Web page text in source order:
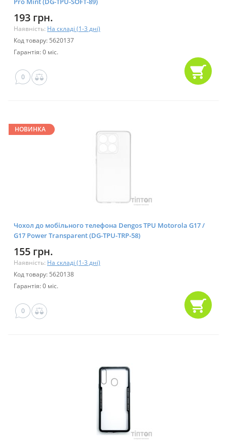
193 грн.
Наявність: На складі (1-3 дні)
Код товару: 5620137
Гарантія: 0 міс.
0
НОВИНКА
Чохол до мобільного телефона Dengos TPU Motorola G17 /
G17 Power Transparent (DG-TPU-TRP-58)
155 грн.
Наявність: На складі (1-3 дні)
Код товару: 5620138
Гарантія: 0 міс.
0